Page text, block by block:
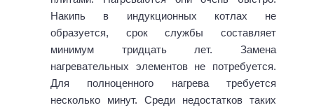
Накипь в индукционных котлах не
образуется, срок службы составляет
минимум тридцать лет. Замена
нагревательных элементов не потребуется.
Для полноценного нагрева требуется
несколько минут. Среди недостатков таких